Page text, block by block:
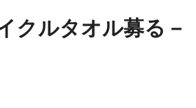
クルタオル募る－